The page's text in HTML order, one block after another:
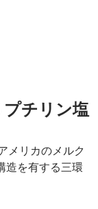
チリン塩
メリカのメルク
造を有する三環